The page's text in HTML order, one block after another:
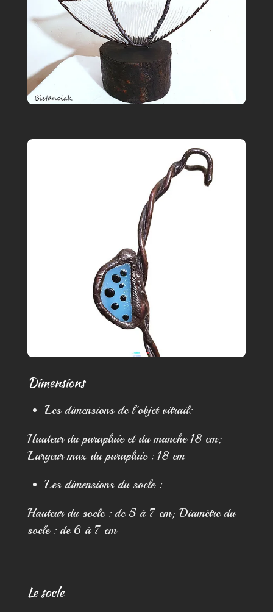
Dimensions
Les dimensions de l'objet vitrail:
Hauteur du parapluie et du manche 18 cm;
Largeur max du parapluie : 18 cm
Les dimensions du socle :
Hauteur du socle : de 5 à 7 cm; Diamètre du
socle : de 6 à 7 cm
Le socle